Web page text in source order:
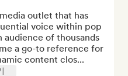
outlet that has
voice within pop
of thousands
a go-to reference for
content clos...